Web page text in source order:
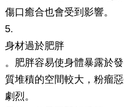
傷口癒合也會受到影響。
5.
身材過於肥胖
。肥胖容易使身體暴露於
質堆積的空間較大，粉瘤
劇烈。